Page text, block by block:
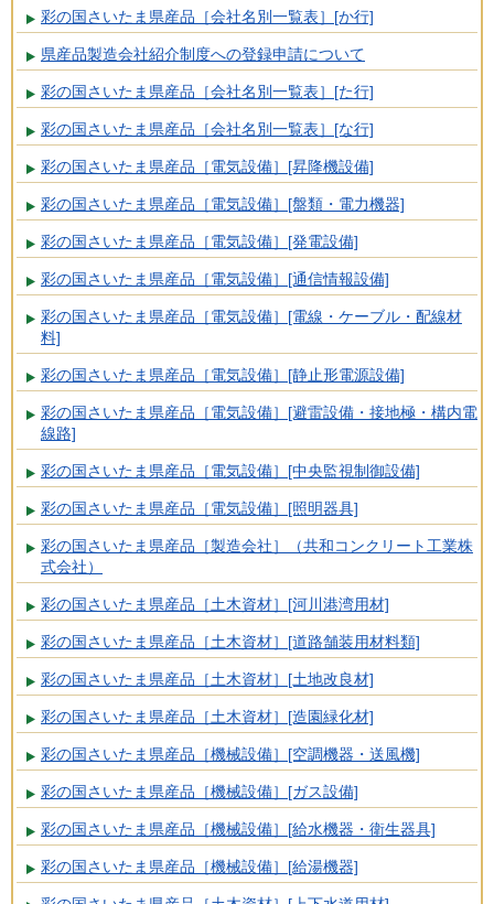
彩の国さいたま県産品［会社名別一覧表］[か行]
県産品製造会社紹介制度への登録申請について
彩の国さいたま県産品［会社名別一覧表］[た行]
彩の国さいたま県産品［会社名別一覧表］[な行]
彩の国さいたま県産品［電気設備］[昇降機設備]
彩の国さいたま県産品［電気設備］[盤類・電力機器]
彩の国さいたま県産品［電気設備］[発電設備]
彩の国さいたま県産品［電気設備］[通信情報設備]
彩の国さいたま県産品［電気設備］[電線・ケーブル・配線材
料]
彩の国さいたま県産品［電気設備］[静止形電源設備]
彩の国さいたま県産品［電気設備］[避雷設備・接地極・構内電
線路]
彩の国さいたま県産品［電気設備］[中央監視制御設備]
彩の国さいたま県産品［電気設備］[照明器具]
彩の国さいたま県産品［製造会社］（共和コンクリート工業株
式会社）
彩の国さいたま県産品［土木資材］[河川港湾用材]
彩の国さいたま県産品［土木資材］[道路舗装用材料類]
彩の国さいたま県産品［土木資材］[土地改良材]
彩の国さいたま県産品［土木資材］[造園緑化材]
彩の国さいたま県産品［機械設備］[空調機器・送風機]
彩の国さいたま県産品［機械設備］[ガス設備]
彩の国さいたま県産品［機械設備］[給水機器・衛生器具]
彩の国さいたま県産品［機械設備］[給湯機器]